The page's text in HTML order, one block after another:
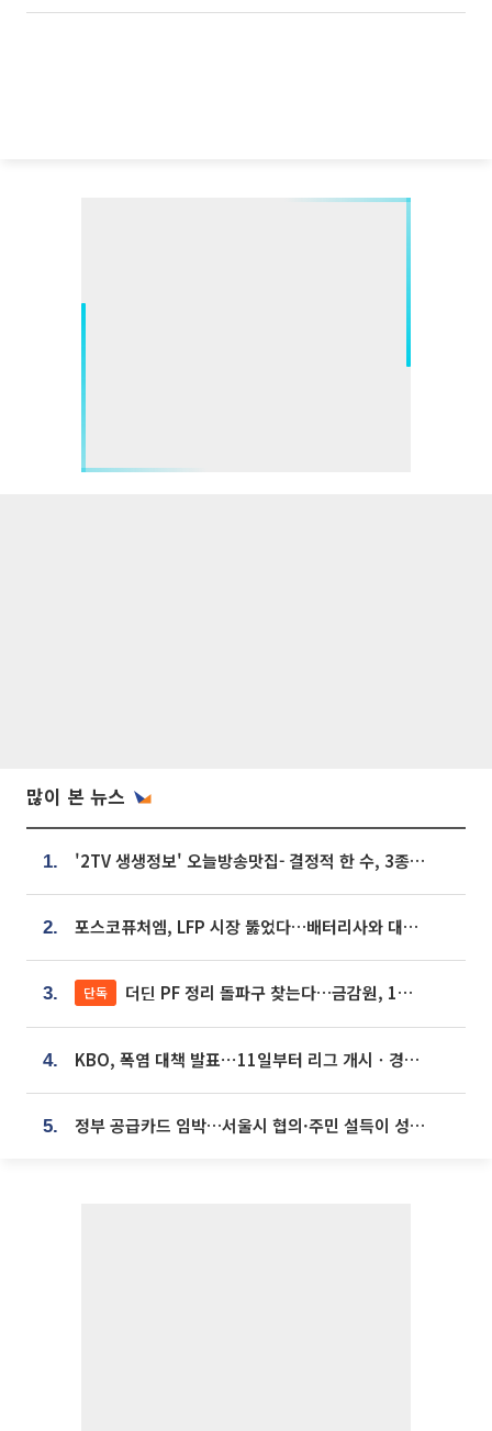
많이 본 뉴스
1. '2TV 생생정보' 오늘방송맛집- 결정적 한 수, 3종 메밀면! 메밀 소바 맛집 '의○○○○'
2. 포스코퓨처엠, LFP 시장 뚫었다…배터리사와 대규모 장기 공급 합의
3. 단독 더딘 PF 정리 돌파구 찾는다…금감원, 1년 반 만에 매각설명회 재개
4. KBO, 폭염 대책 발표⋯11일부터 리그 개시ㆍ경기 오후 7시 시작
5. 정부 공급카드 임박…서울시 협의·주민 설득이 성패 가른다 [부동산 해법 전쟁]